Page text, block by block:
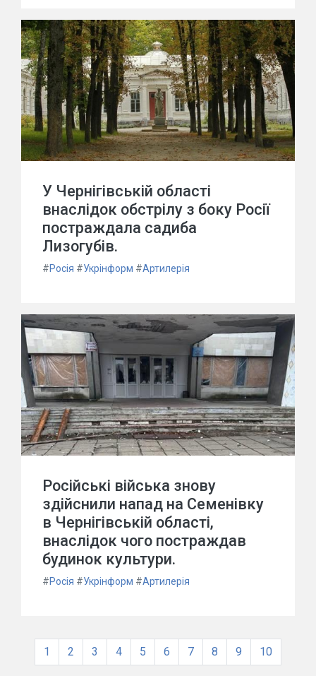
У Чернігівській області
внаслідок обстрілу з боку Росії
постраждала садиба
Лизогубів.
#Росія #Укрінформ #Артилерія
Російські війська знову
здійснили напад на Семенівку
в Чернігівській області,
внаслідок чого постраждав
будинок культури.
#Росія #Укрінформ #Артилерія
1 2 3 4 5 6 7 8 9 10